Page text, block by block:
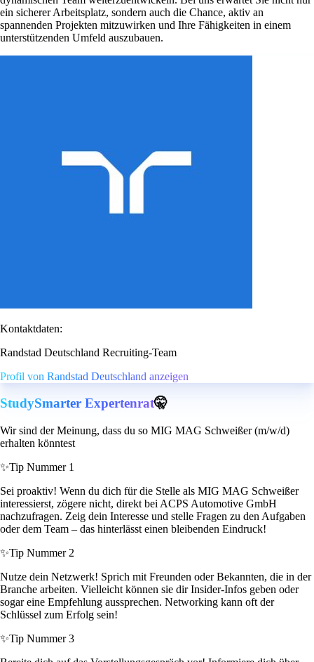
ein sicherer Arbeitsplatz, sondern auch die Chance, aktiv an
spannenden Projekten mitzuwirken und Ihre Fähigkeiten in einem
unterstützenden Umfeld auszubauen.
Kontaktdaten:
Randstad Deutschland Recruiting-Team
Profil von Randstad Deutschland anzeigen
StudySmarter Expertenrat🤫
Wir sind der Meinung, dass du so MIG MAG Schweißer (m/w/d)
erhalten könntest
✨Tip Nummer 1
Sei proaktiv! Wenn du dich für die Stelle als MIG MAG Schweißer
interessierst, zögere nicht, direkt bei ACPS Automotive GmbH
nachzufragen. Zeig dein Interesse und stelle Fragen zu den Aufgaben
oder dem Team – das hinterlässt einen bleibenden Eindruck!
✨Tip Nummer 2
Nutze dein Netzwerk! Sprich mit Freunden oder Bekannten, die in der
Branche arbeiten. Vielleicht können sie dir Insider-Infos geben oder
sogar eine Empfehlung aussprechen. Networking kann oft der
Schlüssel zum Erfolg sein!
✨Tip Nummer 3